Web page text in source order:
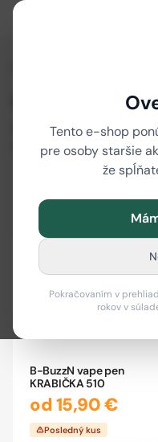
Tento e-shop
pre osoby staršie
že
Pokračovaním v
rokov v
Všetky
Kompletný katalóg CBD
ďalšie.
B-BuzzN vape pen
KRABIČKA 510
od 15,90 €
Posledný kus